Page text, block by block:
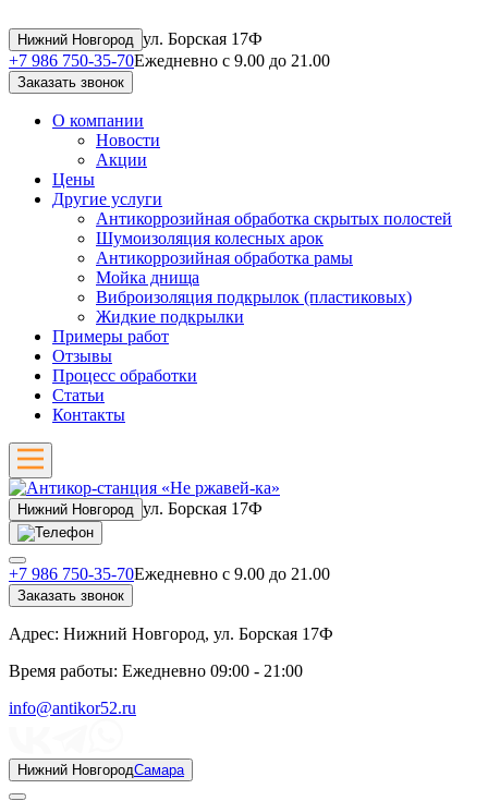
Нижний Новгород ул. Борская 17Ф
+7 986 750-35-70Ежедневно с 9.00 до 21.00
Заказать звонок
О компании
Новости
Акции
Цены
Другие услуги
Антикоррозийная обработка скрытых полостей
Шумоизоляция колесных арок
Антикоррозийная обработка рамы
Мойка днища
Виброизоляция подкрылок (пластиковых)
Жидкие подкрылки
Примеры работ
Отзывы
Процесс обработки
Статьи
Контакты
Нижний Новгород ул. Борская 17Ф
+7 986 750-35-70Ежедневно с 9.00 до 21.00
Заказать звонок
Адрес: Нижний Новгород, ул. Борская 17Ф
Время работы: Ежедневно 09:00 - 21:00
info@antikor52.ru
Нижний НовгородСамара